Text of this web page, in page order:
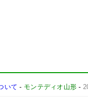
いて - モンテディオ山形 -